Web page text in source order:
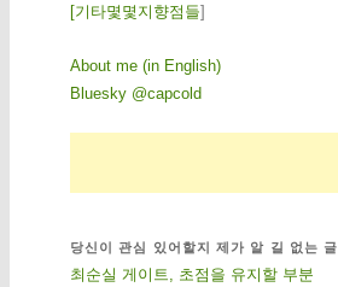
[기 타몇 몇 지 향점 들]
About me (in English)
Bluesky @capcold
당신이 관심 있어할지 제가 알 길 없는 글
최순실 게이트, 초점을 유지할 부분